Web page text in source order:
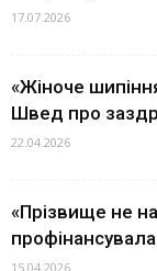
17.07.2026
«Жіноче
Швед про
22.04.2026
«Прізвище не
15.04.2026